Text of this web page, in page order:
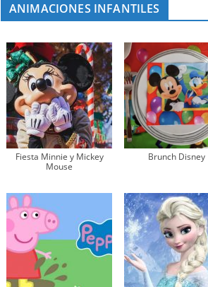
ANIMACIONES INFANTILES
Fiesta Minnie y Mickey
Mouse
Brunch Disney